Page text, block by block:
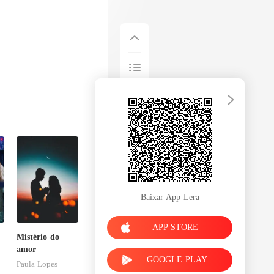
Mistério do
amor
Paula Lopes
Baixar App Lera
APP STORE
GOOGLE PLAY